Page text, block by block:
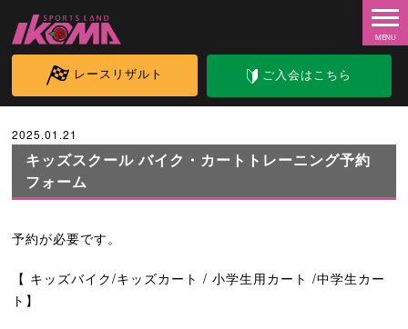
レースリザルト ご入会はこちら
2025.01.21
キッズスクール バイク・カートトレーニング予約
フォーム
予約が必要です。
【 キッズバイク/キッズカート / 小学生用カート /中学生カー
ト】